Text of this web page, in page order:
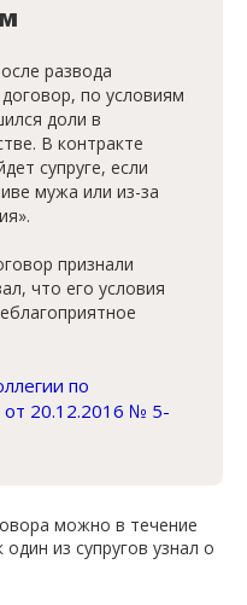
развода
по условиям
доли в
В контракте
супруге, если
мужа или из-за
признали
что его условия
по
20.12.2016 № 5-
можно в течение
из супругов узнал о